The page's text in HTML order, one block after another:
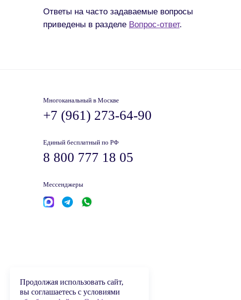
Ответы на часто задаваемые вопросы
приведены в разделе Вопрос-ответ.
Многоканальный в Москве
+7 (961) 273-64-90
Единый бесплатный по РФ
8 800 777 18 05
Мессенджеры
Продолжая использовать сайт,
вы соглашаетесь с условиями